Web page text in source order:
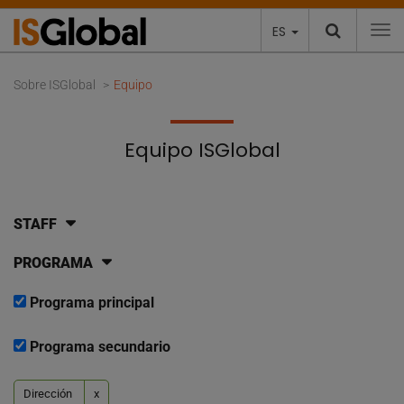
ES
Sobre ISGlobal Equipo
Equipo ISGlobal
STAFF
PROGRAMA
Programa principal
Programa secundario
Dirección x